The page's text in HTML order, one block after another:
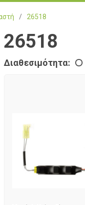
/ 26518
26518
Διαθεσιμότητα: